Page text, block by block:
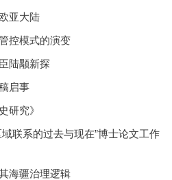
亚大陆
控模式的演变
陆颙新探
启事
研究》
联系的过去与现在”博士论文工作
海疆治理逻辑